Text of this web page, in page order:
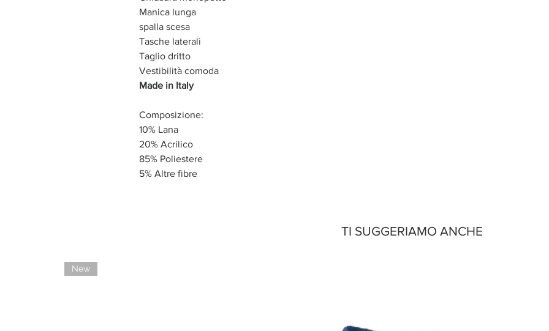
Manica lunga
spalla scesa
Tasche laterali
Taglio dritto
Vestibilità comoda
Made in Italy
Composizione:
10% Lana
20% Acrilico
85% Poliestere
5% Altre fibre
TI SUGGERIAMO ANCHE
New